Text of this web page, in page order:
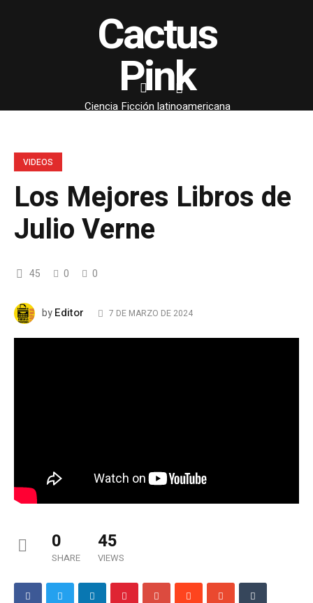
Cactus
Pink
Ciencia Ficción latinoamericana
VIDEOS
Los Mejores Libros de
Julio Verne
45 0 0
byEditor 7 DE MARZO DE 2024
0
SHARE
45
VIEWS